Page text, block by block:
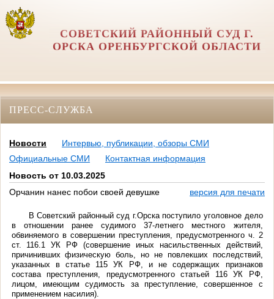
СОВЕТСКИЙ РАЙОННЫЙ СУД Г.
ОРСКА ОРЕНБУРГСКОЙ ОБЛАСТИ
ПРЕСС-СЛУЖБА
Новости
Интервью, публикации, обзоры СМИ
Официальные СМИ
Контактная информация
Новость от 10.03.2025
Орчанин нанес побои своей девушке
версия для печати
В Советский районный суд г.Орска поступило уголовное дело
в отношении ранее судимого 37-летнего местного жителя,
обвиняемого в совершении преступления, предусмотренного ч. 2
ст. 116.1 УК РФ (совершение иных насильственных действий,
причинивших физическую боль, но не повлекших последствий,
указанных в статье 115 УК РФ, и не содержащих признаков
состава преступления, предусмотренного статьей 116 УК РФ,
лицом, имеющим судимость за преступление, совершенное с
применением насилия).